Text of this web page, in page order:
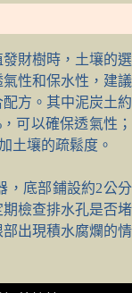
發財樹時，土壤的選
性和保水性，建議
方。其中泥炭土約
可以確保透氣性；
土壤的疏鬆度。
，底部鋪設約2公分
檢查排水孔是否堵
出現積水腐爛的情